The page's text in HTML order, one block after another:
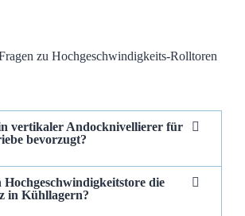
zu Hochgeschwindigkeits-Rolltoren
vertikaler Andocknivellierer für
bevorzugt?
Hochgeschwindigkeitstore die
in Kühllagern?